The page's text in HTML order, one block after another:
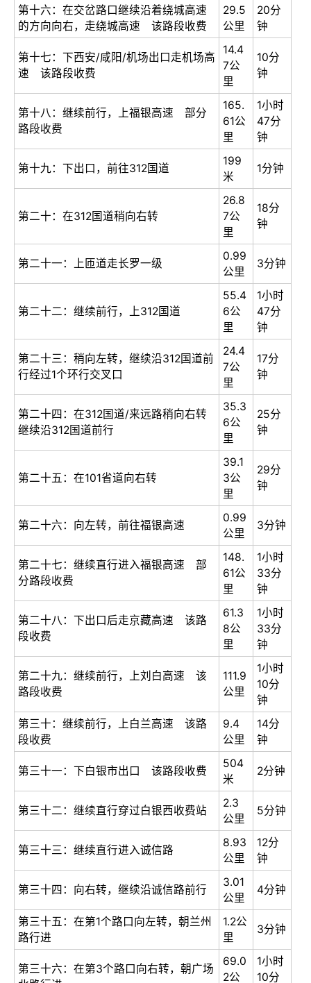
第十六：在交岔路口继续沿着绕城高速
的方向向右，走绕城高速 该路段收费
29.5
公里
20分
钟
第十七：下西安/咸阳/机场出口走机场高
速 该路段收费
14.4
7公
里
10分
钟
第十八：继续前行，上福银高速 部分
路段收费
165.
61公
里
1小时
47分
钟
第十九：下出口，前往312国道
199
米
1分钟
第二十：在312国道稍向右转
26.8
7公
里
18分
钟
第二十一：上匝道走长罗一级
0.99
公里
3分钟
第二十二：继续前行，上312国道
55.4
6公
里
1小时
47分
钟
第二十三：稍向左转，继续沿312国道前
行经过1个环行交叉口
24.4
7公
里
17分
钟
第二十四：在312国道/来远路稍向右转
继续沿312国道前行
35.3
6公
里
25分
钟
第二十五：在101省道向右转
39.1
3公
里
29分
钟
第二十六：向左转，前往福银高速
0.99
公里
3分钟
第二十七：继续直行进入福银高速 部
分路段收费
148.
61公
里
1小时
33分
钟
第二十八：下出口后走京藏高速 该路
段收费
61.3
8公
里
1小时
33分
钟
第二十九：继续前行，上刘白高速 该
路段收费
111.9
公里
1小时
10分
钟
第三十：继续前行，上白兰高速 该路
段收费
9.4
公里
14分
钟
第三十一：下白银市出口 该路段收费
504
米
2分钟
第三十二：继续直行穿过白银西收费站
2.3
公里
5分钟
第三十三：继续直行进入诚信路
8.93
公里
12分
钟
第三十四：向右转，继续沿诚信路前行
3.01
公里
4分钟
第三十五：在第1个路口向左转，朝兰州
路行进
1.2公
里
3分钟
第三十六：在第3个路口向右转，朝广场
69.0
2公
1小时
10分